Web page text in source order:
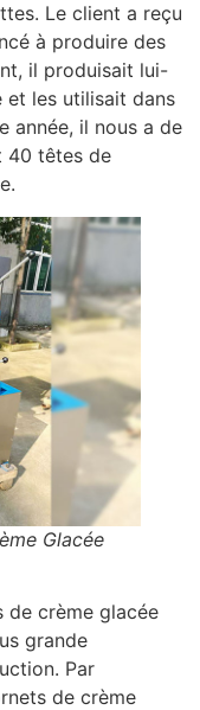
Le client a reçu
à produire des
il produisait lui-
et les utilisait dans
année, il nous a de
40 têtes de
Glacée
de crème glacée
grande
Par
de crème